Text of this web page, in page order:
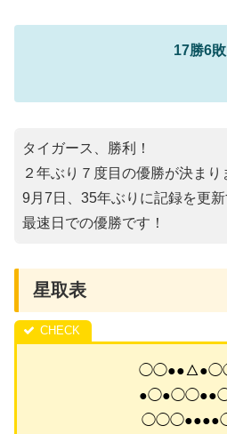
17勝6敗
タイガース、勝利！
２年ぶり７度目の優勝が決まり
9月7日、35年ぶりに記録を更
最速日での優勝です！
星取表